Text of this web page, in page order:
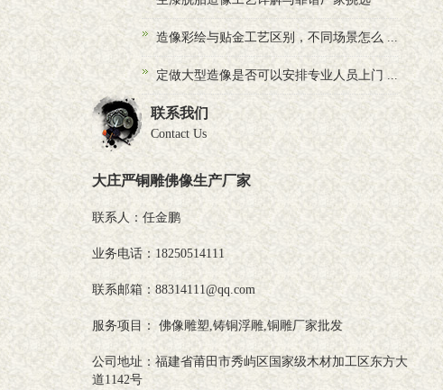
造像彩绘与贴金工艺区别，不同场景怎么 ...
定做大型造像是否可以安排专业人员上门 ...
联系我们
Contact Us
大庄严铜雕佛像生产厂家
联系人：任金鹏
业务电话：18250514111
联系邮箱：88314111@qq.com
服务项目： 佛像雕塑,铸铜浮雕,铜雕厂家批发
公司地址：福建省莆田市秀屿区国家级木材加工区东方大
道1142号